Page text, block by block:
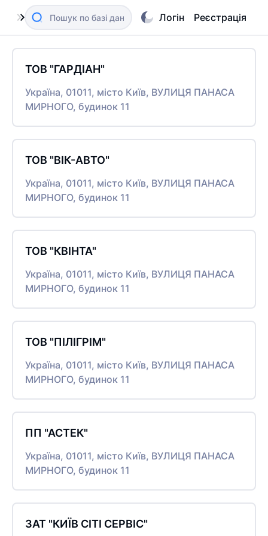
Логін Реєстрація
ТОВ "ГАРДІАН"
Україна, 01011, місто Київ, ВУЛИЦЯ ПАНАСА
МИРНОГО, будинок 11
ТОВ "ВІК-АВТО"
Україна, 01011, місто Київ, ВУЛИЦЯ ПАНАСА
МИРНОГО, будинок 11
ТОВ "КВІНТА"
Україна, 01011, місто Київ, ВУЛИЦЯ ПАНАСА
МИРНОГО, будинок 11
ТОВ "ПІЛІГРІМ"
Україна, 01011, місто Київ, ВУЛИЦЯ ПАНАСА
МИРНОГО, будинок 11
ПП "АСТЕК"
Україна, 01011, місто Київ, ВУЛИЦЯ ПАНАСА
МИРНОГО, будинок 11
ЗАТ "КИЇВ СІТІ СЕРВІС"